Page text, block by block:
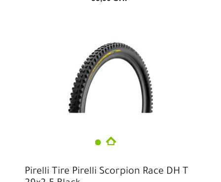
Pirelli Tire Pirelli Scorpion Race DH T